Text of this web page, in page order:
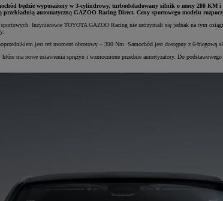
będzie wyposażony w 3-cylindrowy, turbodoładowany silnik o mocy 280
przekładnią automatyczną GAZOO Racing Direct. Ceny sportowego modelu
Inżynierowie TOYOTA GAZOO Racing nie zatrzymali się jednak na tym
jest też moment obrotowy – 390 Nm. Samochód jest dostępny z 6-biegową
ma nowe ustawienia sprężyn i wzmocnione przednie amortyzatory. Do